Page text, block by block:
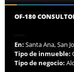
OF-180
En: Santa Ana, San
Tipo de inmueble:
Tipo de negocio: